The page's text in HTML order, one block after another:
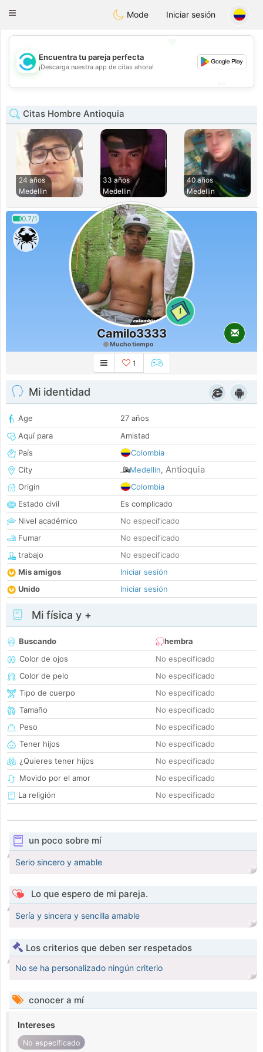
olombiaCitas
Toggle
Mode Iniciar sesión
💕
Encuentra tu pareja perfecta
¡Descarga nuestra app de citas ahora!
Citas Hombre Antioquia
24 años
Medellin
33 años
Medellin
40 años
Medellin
0.7/1
1
Camilo3333
Mucho tiempo
1
Mi identidad
Age
27 años
Aquí para
Amistad
País
Colombia
City
Medellin, Antioquia
Origin
Colombia
Estado civil
Es complicado
Nivel académico
No especificado
Fumar
No especificado
trabajo
No especificado
Mis amigos
Iniciar sesión
Unido
Iniciar sesión
Mi física y +
Buscando
hembra
Color de ojos
No especificado
Color de pelo
No especificado
Tipo de cuerpo
No especificado
Tamaño
No especificado
Peso
No especificado
Tener hijos
No especificado
¿Quieres tener hijos
No especificado
Movido por el amor
No especificado
La religión
No especificado
un poco sobre mí
Serio sincero y amable
Lo que espero de mi pareja.
Sería y sincera y sencilla amable
Los criterios que deben ser respetados
No se ha personalizado ningún criterio
conocer a mí
Intereses
No especificado